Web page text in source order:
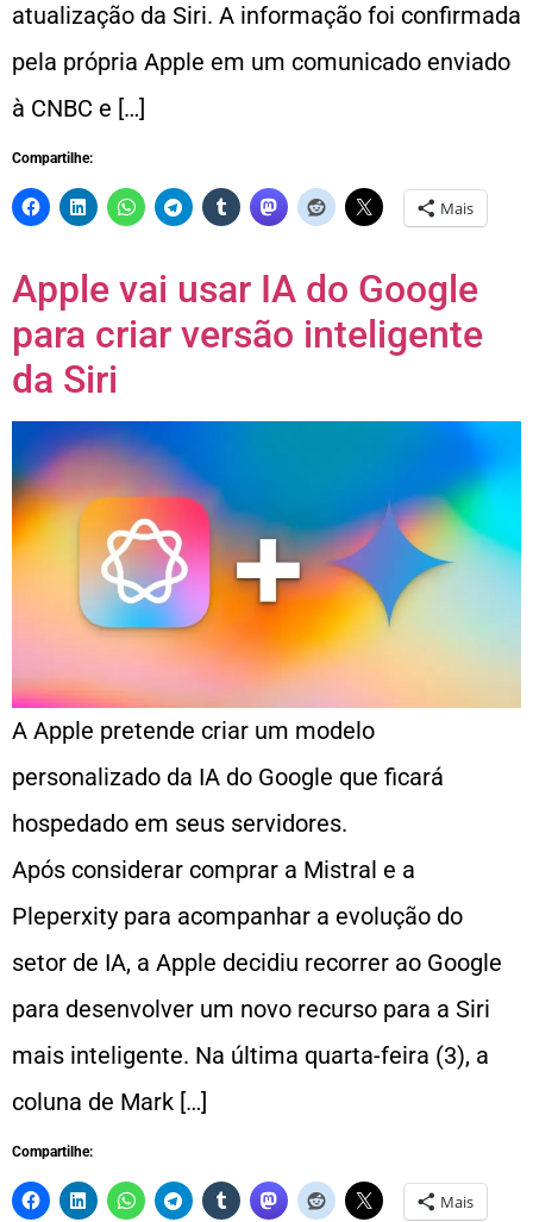
atualização da Siri. A informação foi confirmada
pela própria Apple em um comunicado enviado
à CNBC e […]
Compartilhe:
Mais
Apple vai usar IA do Google
para criar versão inteligente
da Siri
A Apple pretende criar um modelo
personalizado da IA do Google que ficará
hospedado em seus servidores.
Após considerar comprar a Mistral e a
Pleperxity para acompanhar a evolução do
setor de IA, a Apple decidiu recorrer ao Google
para desenvolver um novo recurso para a Siri
mais inteligente. Na última quarta-feira (3), a
coluna de Mark […]
Compartilhe:
Mais